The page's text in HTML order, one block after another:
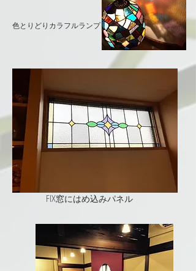
色とりどりカラフルランプ
FIX窓にはめ込みパネル